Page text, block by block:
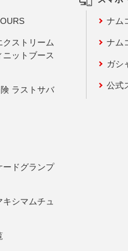
ストリーム
ットブース
ラストサバ
ードグランプ
シマムチュ
ナム
ナム
ガシ
公式